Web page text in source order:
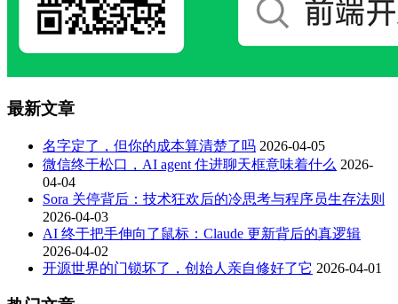
最新文章
名字定了，但你的成本算清楚了吗 2026-04-05
微信终于松口，AI agent 住进聊天框意味着什么 2026-
04-04
Sora 关停背后：技术狂欢后的冷思考与程序员生存法则
2026-04-03
AI 终于把手伸向了鼠标：Claude 更新背后的真逻辑
2026-04-02
开源世界的门锁坏了，创始人亲自修好了它 2026-04-01